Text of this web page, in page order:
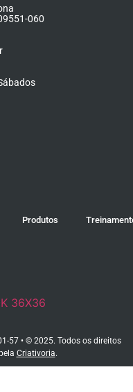
060
Produtos
57 • © 2025. Todos os direitos
Criativoria.